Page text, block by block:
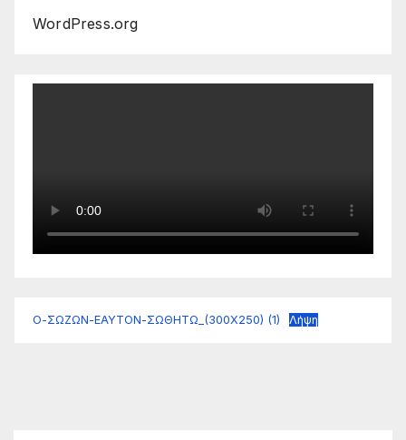
WordPress.org
Ο-ΣΩΖΩΝ-ΕΑΥΤΟΝ-ΣΩΘΗΤΩ_(300Χ250) (1) Λήψη